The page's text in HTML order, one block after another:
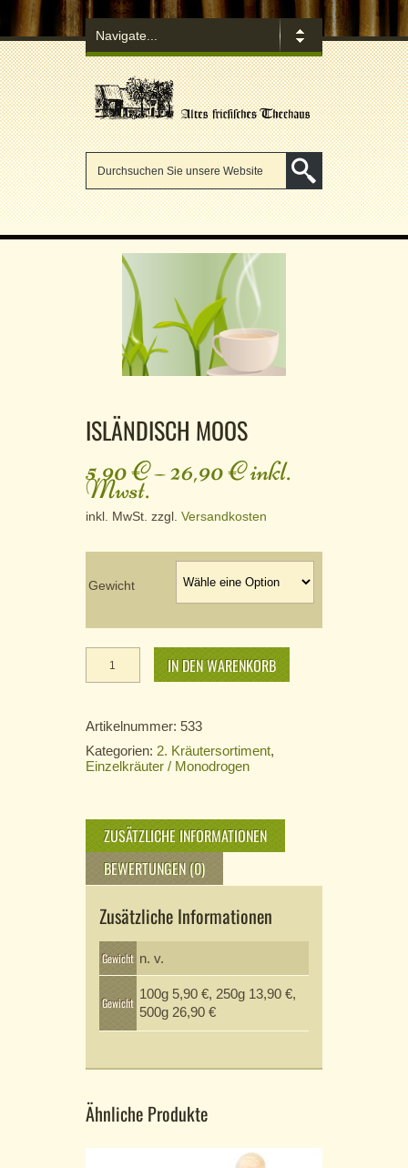
ISLÄNDISCH MOOS
5,90€–26,90€inkl.
Mwst.
inkl. MwSt. zzgl. Versandkosten
Gewicht
Isländisch
Moos
IN DEN WARENKORB
Artikelnummer: 533
Kategorien: 2. Kräutersortiment,
Einzelkräuter / Monodrogen
ZUSÄTZLICHE INFORMATIONEN
BEWERTUNGEN (0)
Zusätzliche Informationen
Gewicht n. v.
Gewicht
100g 5,90 €, 250g 13,90 €,
500g 26,90 €
Ähnliche Produkte